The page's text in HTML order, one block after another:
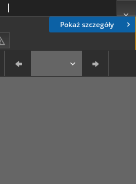
Pokaż szczegóły